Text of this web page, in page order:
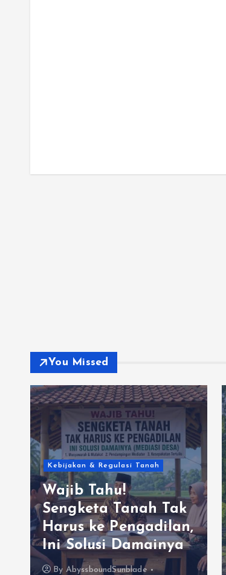
You Missed
Kebijakan & Regulasi Tanah
Wajib Tahu!
Sengketa Tanah Tak
Harus ke Pengadilan,
Ini Solusi Damainya
By AbyssboundSunblade